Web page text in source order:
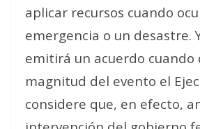
aplicar recursos cuando
emergencia o un desastre.
emitirá un acuerdo cuando
magnitud del evento el
considere que, en efecto,